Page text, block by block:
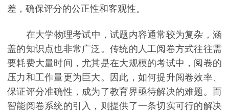
差，确保评分的公正性和客观性。
在大学物理考试中，试题内容通常较为复杂，涵
盖的知识点也非常广泛。传统的人工阅卷方式往往需
要耗费大量时间，尤其是在大规模的考试中，阅卷的
压力和工作量更为巨大。因此，如何提升阅卷效率、
保证评分准确性，成为了教育界亟待解决的难题。而
智能阅卷系统的引入，则提供了一条切实可行的解决